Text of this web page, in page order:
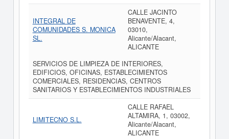
INTEGRAL DE
COMUNIDADES S. MONICA
SL.
CALLE JACINTO
BENAVENTE, 4,
03010,
Alicante/Alacant,
ALICANTE
SERVICIOS DE LIMPIEZA DE INTERIORES,
EDIFICIOS, OFICINAS, ESTABLECIMIENTOS
COMERCIALES, RESIDENCIAS, CENTROS
SANITARIOS Y ESTABLECIMIENTOS INDUSTRIALES
LIMITECNO S.L.
CALLE RAFAEL
ALTAMIRA, 1, 03002,
Alicante/Alacant,
ALICANTE